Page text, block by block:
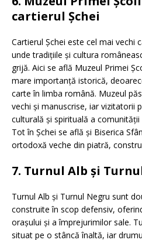
cartierul Șchei
Cartierul Șchei este cel mai vechi
unde tradițiile și cultura
grijă. Aici se află Muzeul Primei
mare importanță istorică,
carte în limba română. Muzeul
vechi și manuscrise, iar vizitatorii
culturală și spirituală a
Tot în Șchei se află și Biserica
ortodoxă veche din piatră,
7. Turnul Alb și
Turnul Alb și Turnul Negru sunt
construite în scop defensiv,
orașului și a împrejurimilor sale.
situat pe o stâncă înaltă, iar